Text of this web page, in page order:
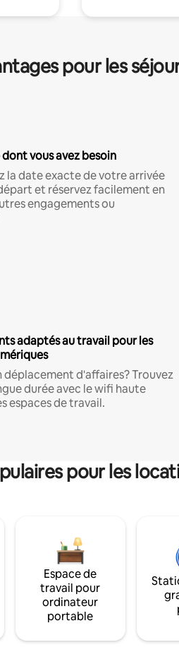
pour les
vous avez besoin
la date exacte de votre arrivée
et réservez facilement en
engagements ou
adaptés au travail pour les
déplacement d'affaires? Trouvez
durée avec le wifi haute
espaces de travail.
pour les
Espace de
travail pour
ordinateur
portable